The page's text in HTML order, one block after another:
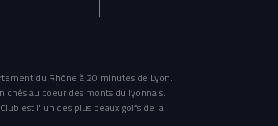
du Rhône à 20 minutes de Lyon.
au coeur des monts du lyonnais.
est l' un des plus beaux golfs de la